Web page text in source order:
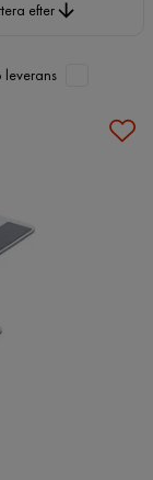
efter
leverans